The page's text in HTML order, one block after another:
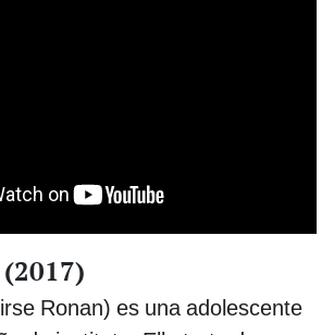
Ronan) es una adolescente